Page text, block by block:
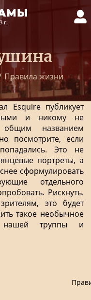
Правила жизни
Esquire публикует
и никому не
названием
посмотрите, если
Это не
портреты, а
сформулировать
отдельного
Рискнуть.
это будет
такое необычное
нашей труппы и